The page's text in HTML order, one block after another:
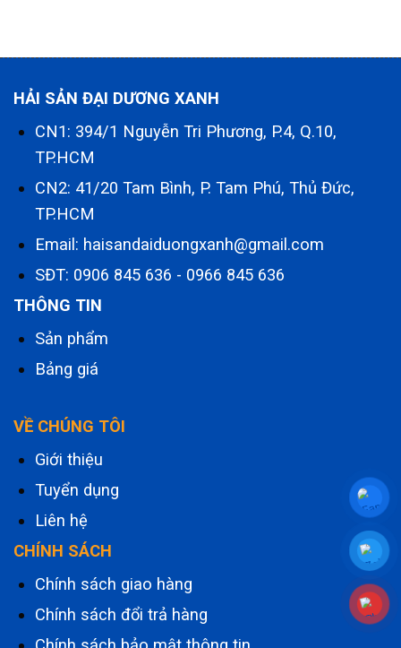
HẢI SẢN ĐẠI DƯƠNG XANH
CN1: 394/1 Nguyễn Tri Phương, P.4, Q.10,
TP.HCM
CN2: 41/20 Tam Bình, P. Tam Phú, Thủ Đức,
TP.HCM
Email: haisandaiduongxanh@gmail.com
SĐT: 0906 845 636 - 0966 845 636
THÔNG TIN
Sản phẩm
Bảng giá
VỀ CHÚNG TÔI
Giới thiệu
Tuyển dụng
Liên hệ
CHÍNH SÁCH
Chính sách giao hàng
Chính sách đổi trả hàng